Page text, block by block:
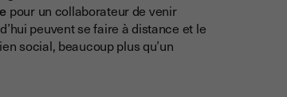
pour un collaborateur de venir
peuvent se faire à distance et le
social, beaucoup plus qu’un